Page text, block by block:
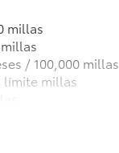
millas
/ 100,000 millas
límite millas